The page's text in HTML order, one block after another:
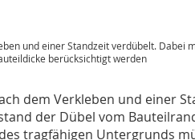
und einer Standzeit verdübelt. Dabei
berücksichtigt werden
dem Verkleben und einer
der Dübel vom
tragfähigen Untergrunds